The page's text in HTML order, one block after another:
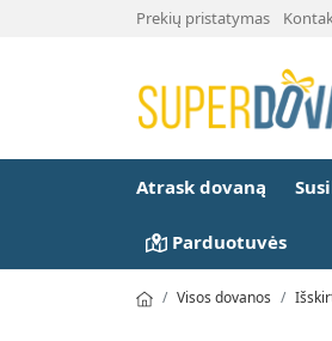
Prekių pristatymas
Atrask dovaną
Parduotuvės
Visos dovanos